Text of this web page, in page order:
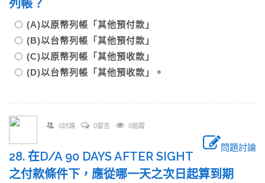
列帳？
(A)以原幣列帳「其他預付款」
(B)以台幣列帳「其他預付款」
(C)以原幣列帳「其他預收款」
(D)以台幣列帳「其他預收款」。
0討論 0留言 0追蹤
問題討論
28. 在D/A 90 DAYS AFTER SIGHT
之付款條件下，應從哪一天之次日起算到期